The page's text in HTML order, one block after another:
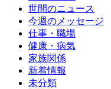
世間のニュース
今週のメッセージ
仕事・職場
健康・病気
家族関係
新着情報
未分類